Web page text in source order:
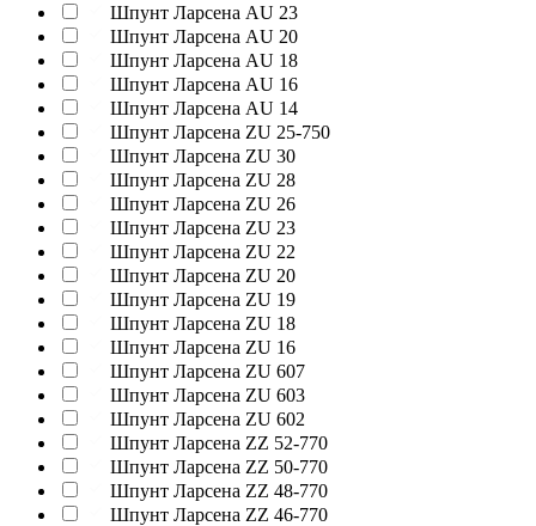
Шпунт Ларсена AU 23
Шпунт Ларсена AU 20
Шпунт Ларсена AU 18
Шпунт Ларсена AU 16
Шпунт Ларсена AU 14
Шпунт Ларсена ZU 25-750
Шпунт Ларсена ZU 30
Шпунт Ларсена ZU 28
Шпунт Ларсена ZU 26
Шпунт Ларсена ZU 23
Шпунт Ларсена ZU 22
Шпунт Ларсена ZU 20
Шпунт Ларсена ZU 19
Шпунт Ларсена ZU 18
Шпунт Ларсена ZU 16
Шпунт Ларсена ZU 607
Шпунт Ларсена ZU 603
Шпунт Ларсена ZU 602
Шпунт Ларсена ZZ 52-770
Шпунт Ларсена ZZ 50-770
Шпунт Ларсена ZZ 48-770
Шпунт Ларсена ZZ 46-770